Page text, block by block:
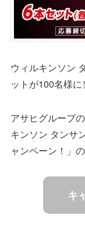
ウィルキンソン
ットが100名様に
アサヒグループ
キンソン タンサ
ャンペーン！」
キ